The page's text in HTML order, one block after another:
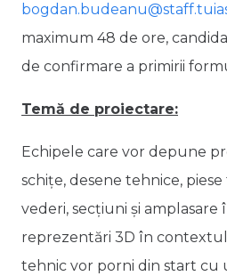
maximum 48 de ore,
de confirmare a primirii
Temă de proiectare:
Echipele care vor depune
schițe, desene tehnice,
vederi, secțiuni și amplasare
reprezentări 3D în
tehnic vor porni din start cu